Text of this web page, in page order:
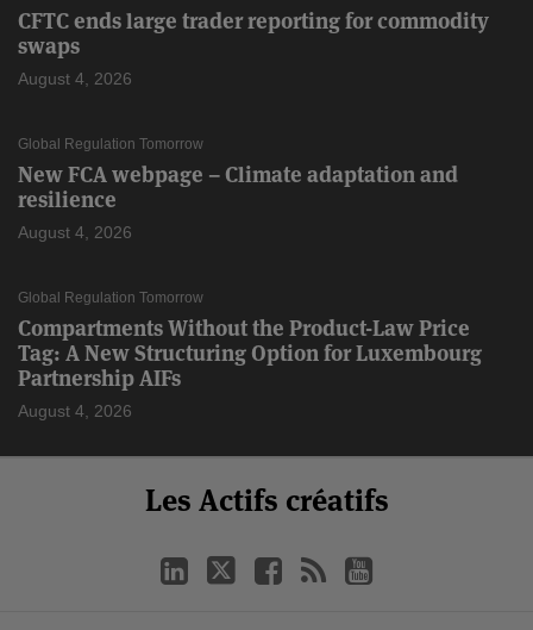
CFTC ends large trader reporting for commodity
swaps
August 4, 2026
Global Regulation Tomorrow
New FCA webpage – Climate adaptation and
resilience
August 4, 2026
Global Regulation Tomorrow
Compartments Without the Product-Law Price
Tag: A New Structuring Option for Luxembourg
Partnership AIFs
August 4, 2026
Les Actifs créatifs
Facebook